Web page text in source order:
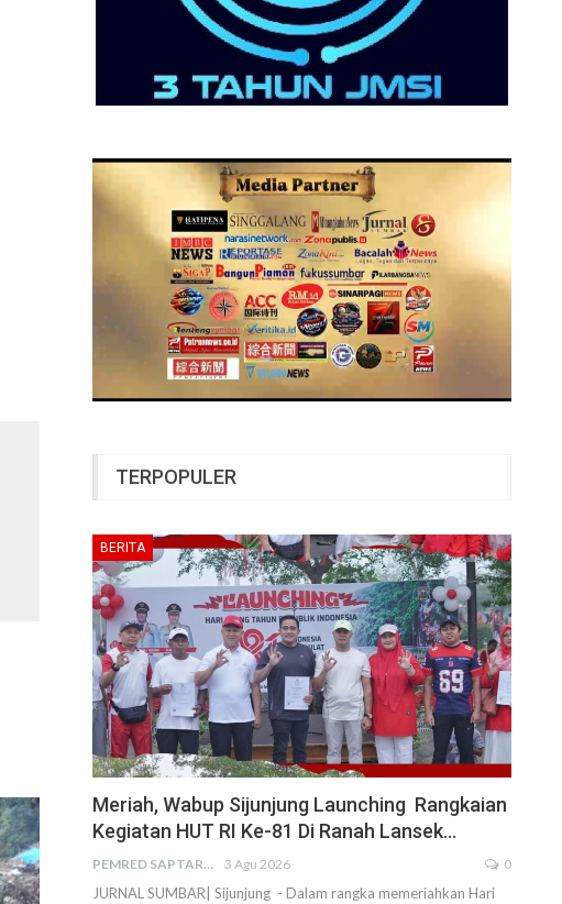
TERPOPULER
BERITA
Meriah, Wabup Sijunjung Launching Rangkaian
Kegiatan HUT RI Ke-81 Di Ranah Lansek…
PEMRED SAPTARIUS 3 Agu 2026 0
JURNAL SUMBAR| Sijunjung - Dalam rangka memeriahkan Hari